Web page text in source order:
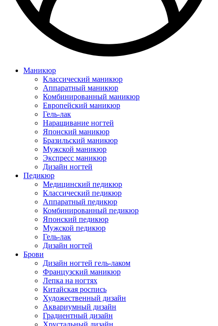
Маникюр
Классический маникюр
Аппаратный маникюр
Комбинированный маникюр
Европейский маникюр
Гель-лак
Наращивание ногтей
Японский маникюр
Бразильский маникюр
Мужской маникюр
Экспресс маникюр
Дизайн ногтей
Педикюр
Медицинский педикюр
Классический педикюр
Аппаратный педикюр
Комбинированный педикюр
Японский педикюр
Мужской педикюр
Гель-лак
Дизайн ногтей
Брови
Дизайн ногтей гель-лаком
Французский маникюр
Лепка на ногтях
Китайская роспись
Художественный дизайн
Аквариумный дизайн
Градиентный дизайн
Хрустальный дизайн